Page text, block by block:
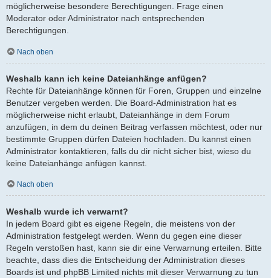
möglicherweise besondere Berechtigungen. Frage einen
Moderator oder Administrator nach entsprechenden
Berechtigungen.
Nach oben
Weshalb kann ich keine Dateianhänge anfügen?
Rechte für Dateianhänge können für Foren, Gruppen und einzelne
Benutzer vergeben werden. Die Board-Administration hat es
möglicherweise nicht erlaubt, Dateianhänge in dem Forum
anzufügen, in dem du deinen Beitrag verfassen möchtest, oder nur
bestimmte Gruppen dürfen Dateien hochladen. Du kannst einen
Administrator kontaktieren, falls du dir nicht sicher bist, wieso du
keine Dateianhänge anfügen kannst.
Nach oben
Weshalb wurde ich verwarnt?
In jedem Board gibt es eigene Regeln, die meistens von der
Administration festgelegt werden. Wenn du gegen eine dieser
Regeln verstoßen hast, kann sie dir eine Verwarnung erteilen. Bitte
beachte, dass dies die Entscheidung der Administration dieses
Boards ist und phpBB Limited nichts mit dieser Verwarnung zu tun